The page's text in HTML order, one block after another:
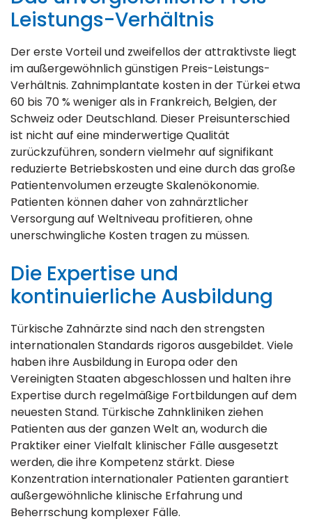
Leistungs-Verhältnis
Der erste Vorteil und zweifellos der attraktivste liegt
im außergewöhnlich günstigen Preis-Leistungs-
Verhältnis. Zahnimplantate kosten in der Türkei etwa
60 bis 70 % weniger als in Frankreich, Belgien, der
Schweiz oder Deutschland. Dieser Preisunterschied
ist nicht auf eine minderwertige Qualität
zurückzuführen, sondern vielmehr auf signifikant
reduzierte Betriebskosten und eine durch das große
Patientenvolumen erzeugte Skalenökonomie.
Patienten können daher von zahnärztlicher
Versorgung auf Weltniveau profitieren, ohne
unerschwingliche Kosten tragen zu müssen.
Die Expertise und
kontinuierliche Ausbildung
Türkische Zahnärzte sind nach den strengsten
internationalen Standards rigoros ausgebildet. Viele
haben ihre Ausbildung in Europa oder den
Vereinigten Staaten abgeschlossen und halten ihre
Expertise durch regelmäßige Fortbildungen auf dem
neuesten Stand. Türkische Zahnkliniken ziehen
Patienten aus der ganzen Welt an, wodurch die
Praktiker einer Vielfalt klinischer Fälle ausgesetzt
werden, die ihre Kompetenz stärkt. Diese
Konzentration internationaler Patienten garantiert
außergewöhnliche klinische Erfahrung und
Beherrschung komplexer Fälle.